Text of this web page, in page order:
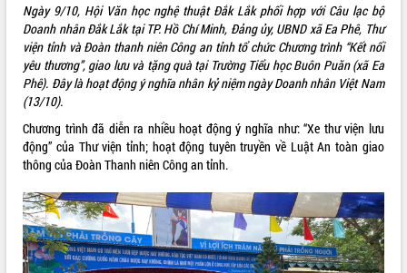
SỞ, BAN, NGÀNH
UBND CÁC XÃ, PHƯỜNG
THÔNG TIN CHỈ ĐẠO ĐIỀU HÀNH
HỆ THỐNG VĂN BẢN
VĂN BẢN HĐND TỈNH
ĐIỂM TIN VĂN BẢN
QUY HOẠCH - KẾ HOẠCH
Ngày 9/10, Hội Văn học nghệ thuật Đắk Lắk phối hợp với Câu lạc bộ
Doanh nhân Đắk Lắk tại TP. Hồ Chí Minh, Đảng ủy, UBND xã Ea Phê, Thư
viện tỉnh và Đoàn thanh niên Công an tỉnh tổ chức Chương trình “Kết nối
yêu thương”, giao lưu và tặng quà tại Trường Tiểu học Buôn Puăn (xã Ea
Phê). Đây là hoạt động ý nghĩa nhân kỷ niệm ngày Doanh nhân Việt Nam
(13/10).
Chương trình đã diễn ra nhiều hoạt động ý nghĩa như: “Xe thư viện lưu
động” của Thư viện tỉnh; hoạt động tuyên truyền về Luật An toàn giao
thông của Đoàn Thanh niên Công an tỉnh.